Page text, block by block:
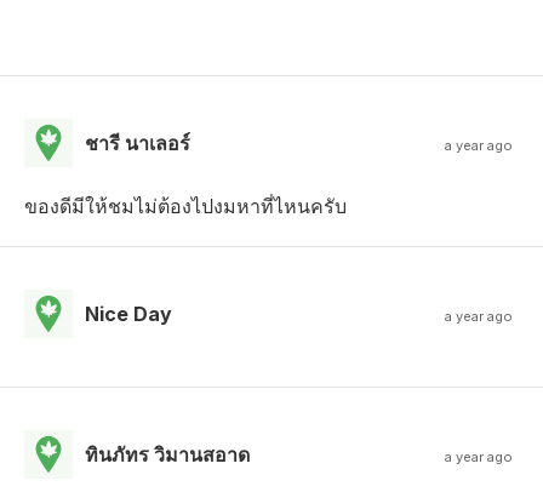
ชารี นาเลอร์ a year ago
ของดีมีให้ชมไม่ต้องไปงมหาที่ไหนครับ
Nice Day a year ago
ทินภัทร วิมานสอาด a year ago